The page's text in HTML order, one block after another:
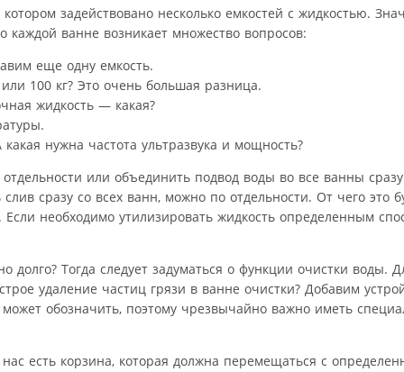
задействовано несколько емкостей с жидкостью.
каждой ванне возникает множество вопросов:
еще одну емкость.
100 кг? Это очень большая разница.
жидкость — какая?
нужна частота ультразвука и мощность?
или объединить подвод воды во все ванны
сразу со всех ванн, можно по отдельности. От чего это
необходимо утилизировать жидкость определенным
долго? Тогда следует задуматься о функции очистки воды.
удаление частиц грязи в ванне очистки? Добавим
обозначить, поэтому чрезвычайно важно иметь
есть корзина, которая должна перемещаться с